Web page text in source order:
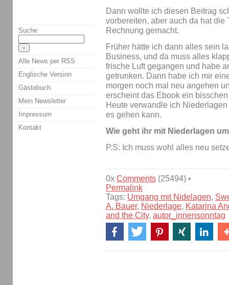
Dann wollte ich diesen Beitrag
vorbereiten, aber auch da hat
Rechnung gemacht.
Früher hätte ich dann alles sein
Business, und da muss alles
frische Luft gegangen und habe
getrunken. Dann habe ich mir
morgen noch mal neu angehen
erscheint das Ebook ein
Heute verwandle ich
es gehen kann.
Wie geht ihr mit Niederlagen
P.S: Ich muss wohl alles neu
0x Comments (25494) •
Permalink
Tags: Umgang mit Nidelagen,
A. Bauer, Niederlage, Katarina
and the City, autor_innensonntag
Suche
Alle News per RSS
Englische Version
Gästebuch
Mein Newsletter
Impressum
Kontakt